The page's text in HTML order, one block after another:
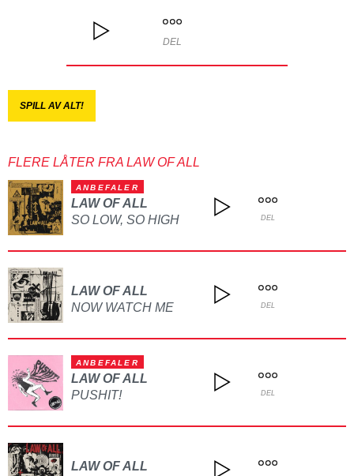
DEL
SPILL AV ALT!
FLERE LÅTER FRA LAW OF ALL
ANBEFALER
LAW OF ALL
SO LOW, SO HIGH
DEL
LAW OF ALL
NOW WATCH ME
DEL
ANBEFALER
LAW OF ALL
PUSHIT!
DEL
LAW OF ALL